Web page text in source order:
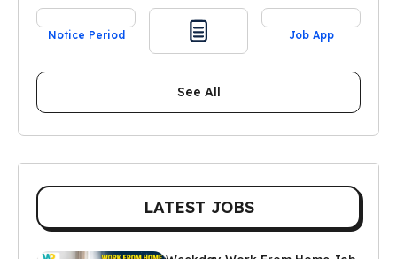
Notice Period Job App
See All
LATEST JOBS